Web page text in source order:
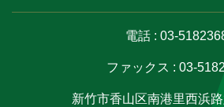
電話 : 03-
ファックス : 03-
新竹市香山区南港里西浜